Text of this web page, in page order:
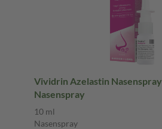
Vividrin Azelastin Nasenspray 10 ml
Nasenspray
10 ml
Nasenspray